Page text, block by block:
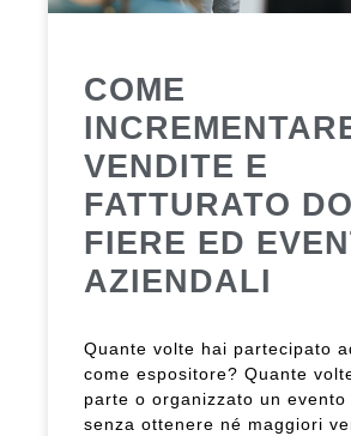
COME
VENDITE E
FATTURATO
FIERE ED
AZIENDALI
Quante volte hai partecipato
come espositore? Quante
parte o organizzato un evento
senza ottenere né maggiori